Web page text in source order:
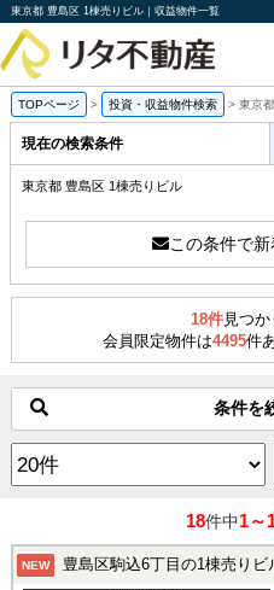
東京都 豊島区 1棟売りビル｜収益物件一覧
TOPページ > 投資・収益物件検索 > 東京
現在の検索条件
東京都 豊島区 1棟売りビル
この条件で
18件見つか
会員限定物件は4495件
条件を
18件中1～
NEW 豊島区駒込6丁目の1棟売りビ